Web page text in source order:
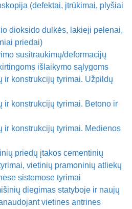
(defektai, įtrūkimai, plyšiai
dioksido dulkės, lakieji pelenai,
priedai)
susitraukimų/deformacijų
išlaikymo sąlygoms
ir konstrukcijų tyrimai. Užpildų
ir konstrukcijų tyrimai. Betono ir
ir konstrukcijų tyrimai. Medienos
priedų įtakos cementinių
vietinių pramoninių atliekų
sistemose tyrimai
diegimas statyboje ir naujų
vietines antrines